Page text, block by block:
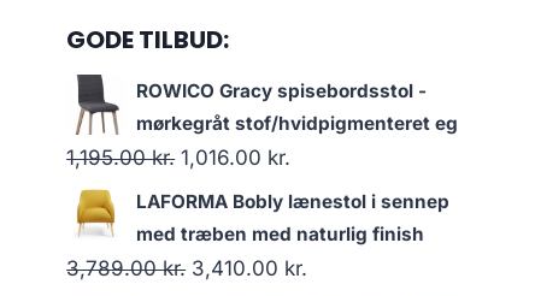
GODE TILBUD:
ROWICO Gracy spisebordsstol -
mørkegråt stof/hvidpigmenteret eg
1,195.00kr. 1,016.00 kr.
LAFORMA Bobly lænestol i sennep
med træben med naturlig finish
3,789.00kr. 3,410.00 kr.